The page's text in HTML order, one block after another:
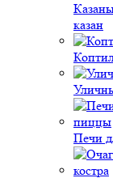
казан
Печи